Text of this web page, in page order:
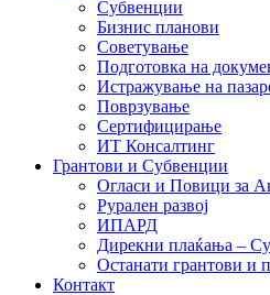
Субвенции
Бизнис планови
Советување
Подготовка на
Истражување на
Поврзување
Сертифицирање
ИТ Консалтинг
Грантови и Субвенции
Огласи и Повици за
Рурален развој
ИПАРД
Дирекни плаќања –
Останати грантови и
Контакт